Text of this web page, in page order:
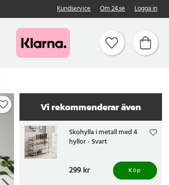
Kundservice Om 24.se Logga in
Vi rekommenderar även
Skohylla i metall med 4
hyllor - Svart
Pris:299 kr
299 kr Köp